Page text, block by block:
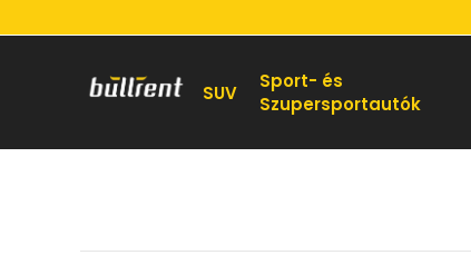
SUV
Sport- és
Szupersportautók